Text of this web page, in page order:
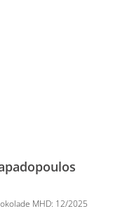
Waffelröllchen gefüllt mit Zartbitterschokolade MHD: 12/2025